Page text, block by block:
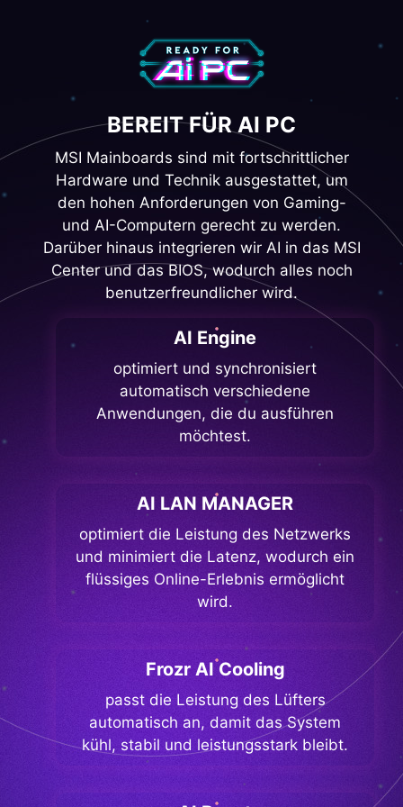
BEREIT FÜR AI PC
MSI Mainboards sind mit fortschrittlicher
Hardware und Technik ausgestattet, um
den hohen Anforderungen von Gaming-
und AI-Computern gerecht zu werden.
Darüber hinaus integrieren wir AI in das MSI
Center und das BIOS, wodurch alles noch
benutzerfreundlicher wird.
AI Engine
optimiert und synchronisiert
automatisch verschiedene
Anwendungen, die du ausführen
möchtest.
AI LAN MANAGER
optimiert die Leistung des Netzwerks
und minimiert die Latenz, wodurch ein
flüssiges Online-Erlebnis ermöglicht
wird.
Frozr AI Cooling
passt die Leistung des Lüfters
automatisch an, damit das System
kühl, stabil und leistungsstark bleibt.